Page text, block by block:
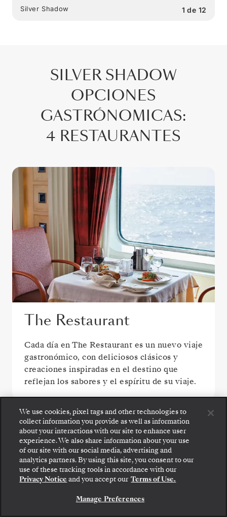
1 de 12
Silver Shadow
SILVER SHADOW
OPCIONES
GASTRÓNOMICAS:
4 RESTAURANTES
The Restaurant
Cada día en The Restaurant es un nuevo viaje
gastronómico, con deliciosos clásicos y
creaciones inspiradas en el destino que
reflejan los sabores y el espíritu de su viaje.
Suba a bordo: elija su suite y revise las tarifas y los
servicios incluidos antes de confirmar de forma
segura su viaje con Silversea.
RESERVE SU SUITE
We use cookies, pixel tags and other technologies to
collect information you provide as well as information
about your interactions with our site to enhance user
experience. We also share information about your use
of our site with our social media, advertising and
analytics partners. By using this site, you consent to our
use of these tracking tools in accordance with our
Privacy Notice and you accept our Terms of Use.
Manage Preferences